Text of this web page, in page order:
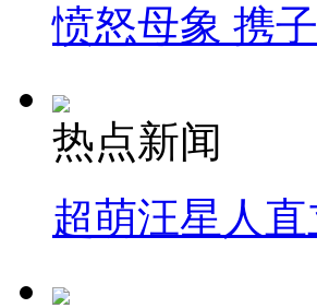
愤怒母象 携
热点新闻
超萌汪星人